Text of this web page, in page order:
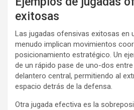
exitosas
Las jugadas ofensivas exitosas en
menudo implican movimientos
posicionamiento estratégico. Un
de un rápido pase de uno-dos
delantero central, permitiendo al
espacio detrás de la defensa.
Otra jugada efectiva es la